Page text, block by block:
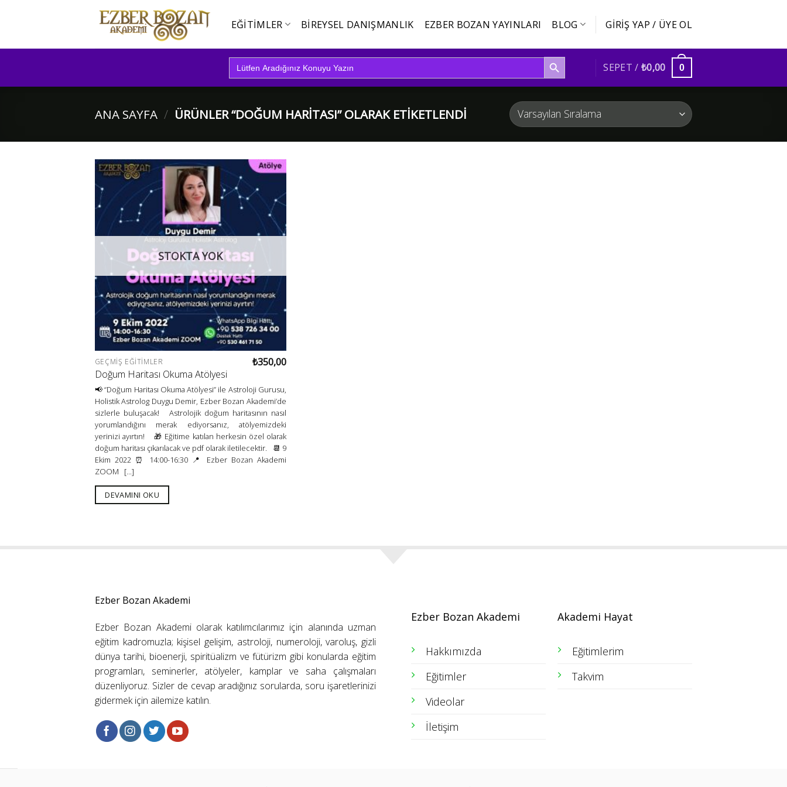
EĞITIMLER BIREYSEL DANIŞMANLIK EZBER BOZAN YAYINLARI BLOG GIRIŞ YAP / ÜYE OL
Search
for:
SEARCH BUTTON
SEPET / ₺0,00 0
ANA SAYFA / ÜRÜNLER “DOĞUM HARITASI” OLARAK ETIKETLENDI
STOKTA YOK
GEÇMIŞ EĞITIMLER
Doğum Haritası Okuma Atölyesi
₺350,00
📢 “Doğum Haritası Okuma Atölyesi” ile Astroloji Gurusu,
Holistik Astrolog Duygu Demir, Ezber Bozan Akademi’de
sizlerle buluşacak! Astrolojik doğum haritasının nasıl
yorumlandığını merak ediyorsanız, atölyemizdeki
yerinizi ayırtın! 🎁 Eğitime katılan herkesin özel olarak
doğum haritası çıkarılacak ve pdf olarak iletilecektir. 📆 9
Ekim 2022 ⏰ 14:00-16:30 📍 Ezber Bozan Akademi
ZOOM [...]
DEVAMINI OKU
Ezber Bozan Akademi
Ezber Bozan Akademi olarak katılımcılarımız için alanında uzman
eğitim kadromuzla; kişisel gelişim, astroloji, numeroloji, varoluş, gizli
dünya tarihi, bioenerji, spiritüalizm ve fütürizm gibi konularda eğitim
programları, seminerler, atölyeler, kamplar ve saha çalışmaları
düzenliyoruz. Sizler de cevap aradığınız sorularda, soru işaretlerinizi
gidermek için ailemize katılın.
Ezber Bozan Akademi
Hakkımızda
Eğitimler
Videolar
İletişim
Akademi Hayat
Eğitimlerim
Takvim